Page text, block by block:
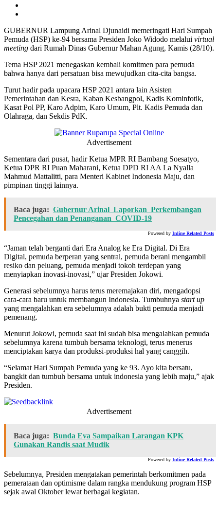
GUBERNUR Lampung Arinal Djunaidi memeringati Hari Sumpah
Pemuda (HSP) ke-94 bersama Presiden Joko Widodo melalui virtual
meeting dari Rumah Dinas Gubernur Mahan Agung, Kamis (28/10).
Tema HSP 2021 menegaskan kembali komitmen para pemuda
bahwa hanya dari persatuan bisa mewujudkan cita-cita bangsa.
Turut hadir pada upacara HSP 2021 antara lain Asisten
Pemerintahan dan Kesra, Kaban Kesbangpol, Kadis Kominfotik,
Kasat Pol PP, Karo Adpim, Karo Umum, Plt. Kadis Pemuda dan
Olahraga, dan Sekdis PdK.
Advertisement
Sementara dari pusat, hadir Ketua MPR RI Bambang Soesatyo,
Ketua DPR RI Puan Maharani, Ketua DPD RI AA La Nyalla
Mahmud Mattalitti, para Menteri Kabinet Indonesia Maju, dan
pimpinan tinggi lainnya.
Baca juga: Gubernur Arinal Laporkan Perkembangan
Pencegahan dan Penanganan COVID-19
Powered by Inline Related Posts
“Jaman telah berganti dari Era Analog ke Era Digital. Di Era
Digital, pemuda berperan yang sentral, pemuda berani mengambil
resiko dan peluang, pemuda menjadi tokoh terdepan yang
menyiapkan inovasi-inovasi,” ujar Presiden Jokowi.
Generasi sebelumnya harus terus meremajakan diri, mengadopsi
cara-cara baru untuk membangun Indonesia. Tumbuhnya start up
yang mengalahkan era sebelumnya adalah bukti pemuda menjadi
pemenang.
Menurut Jokowi, pemuda saat ini sudah bisa mengalahkan pemuda
sebelumnya karena tumbuh bersama teknologi, terus menerus
menciptakan karya dan produksi-produksi hal yang canggih.
“Selamat Hari Sumpah Pemuda yang ke 93. Ayo kita bersatu,
bangkit dan tumbuh bersama untuk indonesia yang lebih maju,” ajak
Presiden.
Advertisement
Baca juga: Bunda Eva Sampaikan Larangan KPK
Gunakan Randis saat Mudik
Powered by Inline Related Posts
Sebelumnya, Presiden mengatakan pemerintah berkomitmen pada
pemerataan dan optimisme dalam rangka mendukung program HSP
sejak awal Oktober lewat berbagai kegiatan.